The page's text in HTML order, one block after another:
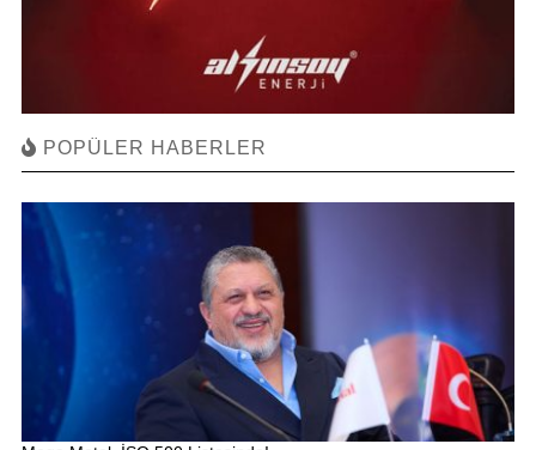
POPÜLER HABERLER